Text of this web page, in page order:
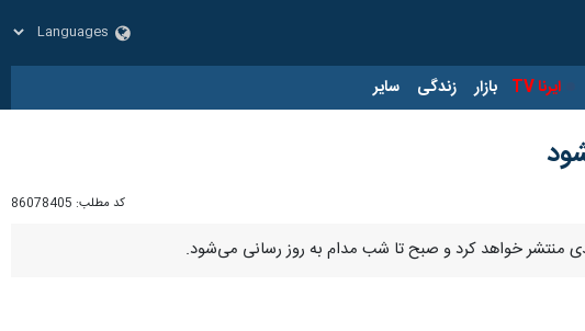
ایرنا TV بازار زندگی سایر
کد مطلب: 86078405
منتشر خواهد کرد و صبح تا شب مدام به روز رسانی می‌شود.